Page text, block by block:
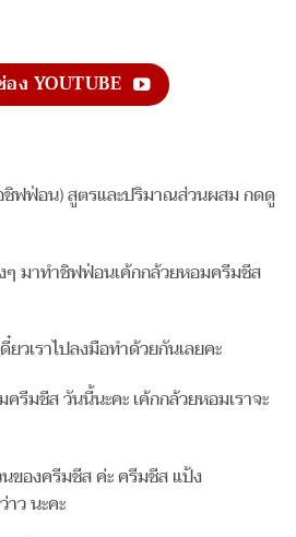
ง YOUTUBE
ชิฟฟ่อน) สูตรและปริมาณส่วนผสม กดดู
มาทำชิฟฟ่อนเค้กกล้วยหอมครีมชีส
วเราไปลงมือทำด้วยกันเลยคะ
รีมชีส วันนี้นะคะ เค้กกล้วยหอมเราจะ
ของครีมชีส ค่ะ ครีมชีส แป้ง
ว นะคะ